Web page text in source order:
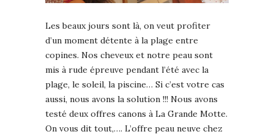
Les beaux jours sont là, on veut profiter
d’un moment détente à la plage entre
copines. Nos cheveux et notre peau sont
mis à rude épreuve pendant l’été avec la
plage, le soleil, la piscine… Si c’est votre cas
aussi, nous avons la solution !!! Nous avons
testé deux offres canons à La Grande Motte.
On vous dit tout,…. L’offre peau neuve chez